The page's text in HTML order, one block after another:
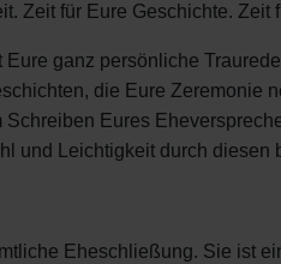
Zeit für Eure Geschichte.
ganz persönliche
die Eure Zeremonie
Schreiben Eures
und Leichtigkeit durch diesen
Eheschließung. Sie ist